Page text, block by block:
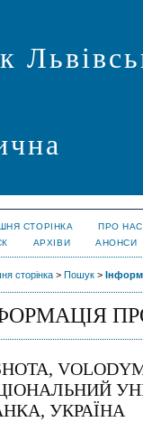
СТОРІНКА
ПРО НАС
АРХІВИ АНОНСИ
сторінка> Пошук>
УКРАЇНА